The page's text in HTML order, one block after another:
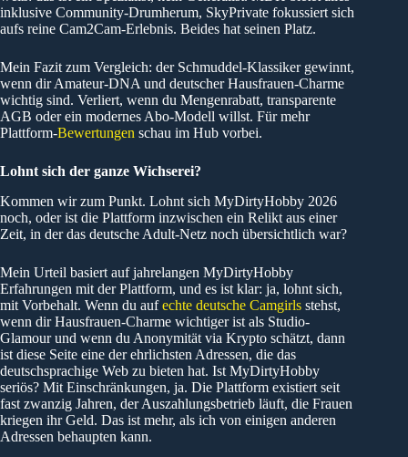
inklusive Community-Drumherum, SkyPrivate fokussiert sich
aufs reine Cam2Cam-Erlebnis. Beides hat seinen Platz.
Mein Fazit zum Vergleich: der Schmuddel-Klassiker gewinnt,
wenn dir Amateur-DNA und deutscher Hausfrauen-Charme
wichtig sind. Verliert, wenn du Mengenrabatt, transparente
AGB oder ein modernes Abo-Modell willst. Für mehr
Plattform-Bewertungen schau im Hub vorbei.
Lohnt sich der ganze Wichserei?
Kommen wir zum Punkt. Lohnt sich MyDirtyHobby 2026
noch, oder ist die Plattform inzwischen ein Relikt aus einer
Zeit, in der das deutsche Adult-Netz noch übersichtlich war?
Mein Urteil basiert auf jahrelangen MyDirtyHobby
Erfahrungen mit der Plattform, und es ist klar: ja, lohnt sich,
mit Vorbehalt. Wenn du aufechte deutsche Camgirls stehst,
wenn dir Hausfrauen-Charme wichtiger ist als Studio-
Glamour und wenn du Anonymität via Krypto schätzt, dann
ist diese Seite eine der ehrlichsten Adressen, die das
deutschsprachige Web zu bieten hat. Ist MyDirtyHobby
seriös? Mit Einschränkungen, ja. Die Plattform existiert seit
fast zwanzig Jahren, der Auszahlungsbetrieb läuft, die Frauen
kriegen ihr Geld. Das ist mehr, als ich von einigen anderen
Adressen behaupten kann.